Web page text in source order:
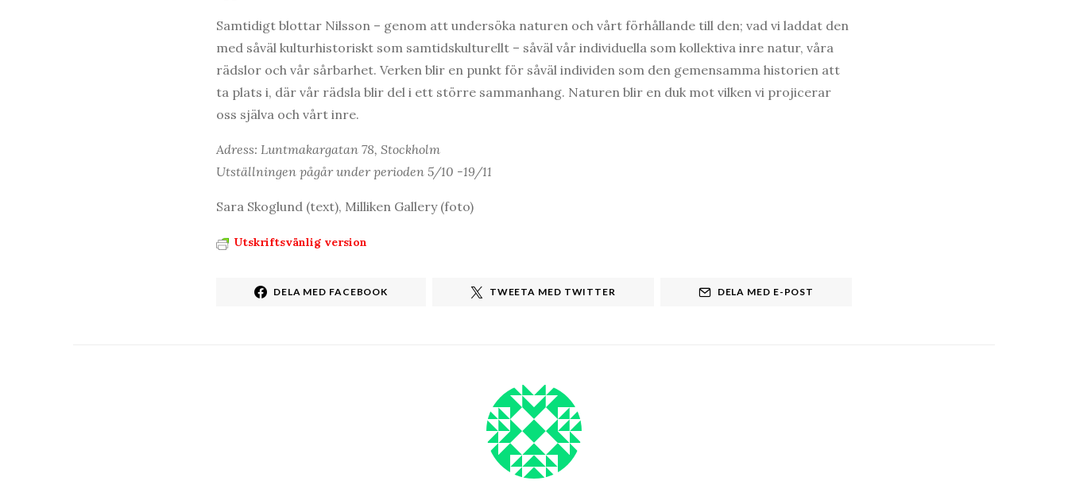
Samtidigt blottar Nilsson – genom att undersöka naturen och vårt förhållande till den; vad vi laddat den
med såväl kulturhistoriskt som samtidskulturellt – såväl vår individuella som kollektiva inre natur, våra
rädslor och vår sårbarhet. Verken blir en punkt för såväl individen som den gemensamma historien att
ta plats i, där vår rädsla blir del i ett större sammanhang. Naturen blir en duk mot vilken vi projicerar
oss själva och vårt inre.
Adress: Luntmakargatan 78, Stockholm
Utställningen pågår under perioden 5/10 -19/11
Sara Skoglund (text), Milliken Gallery (foto)
Utskriftsvänlig version
DELA MED FACEBOOK TWEETA MED TWITTER DELA MED E-POST